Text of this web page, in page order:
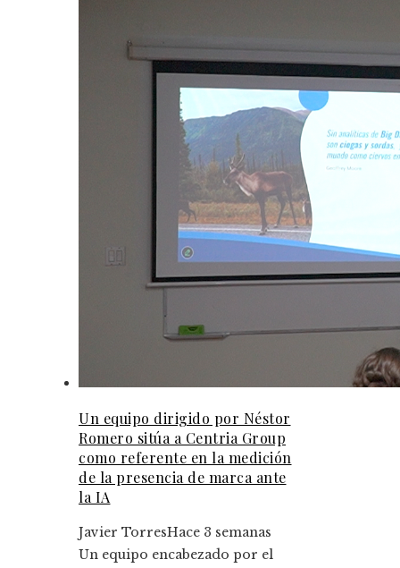
Un equipo dirigido por Néstor
Romero sitúa a Centria Group
como referente en la medición
de la presencia de marca ante
la IA
Javier TorresHace 3 semanas
Un equipo encabezado por el